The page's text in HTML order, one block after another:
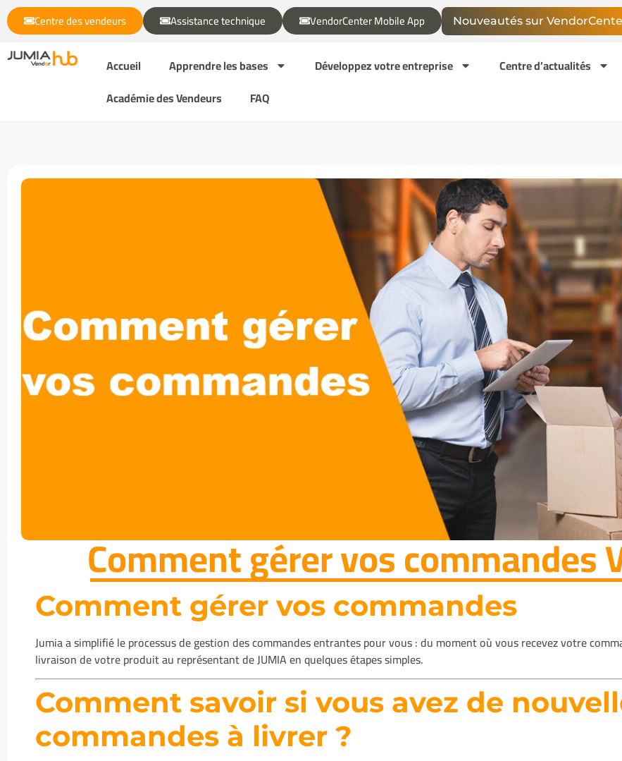
Centre des vendeurs Assistance technique VendorCenter Mobile App Nouveautés sur
Accueil Apprendre les bases Développez votre entreprise
Centre d’actualités
Académie des Vendeurs
FAQ
Comment gérer vos commandes
Comment gérer vos commandes
Jumia a simplifié le processus de gestion des commandes entrantes pour vous : du moment où vous recevez votre
livraison de votre produit au représentant de JUMIA en quelques étapes simples.
Comment savoir si vous avez de
commandes à livrer ?